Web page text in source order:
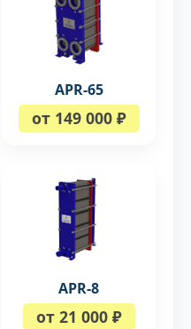
APR-65
от 149 000 ₽
APR-8
от 21 000 ₽